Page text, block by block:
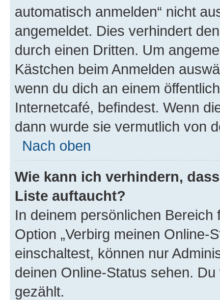
automatisch anmelden“ nicht
angemeldet. Dies verhindert
durch einen Dritten. Um
Kästchen beim Anmelden
wenn du dich an einem
Internetcafé, befindest. Wenn
dann wurde sie vermutlich von
Nach oben
Wie kann ich verhindern,
Liste auftaucht?
In deinem persönlichen
Option „Verbirg meinen Online-
einschaltest, können nur
deinen Online-Status sehen.
gezählt.